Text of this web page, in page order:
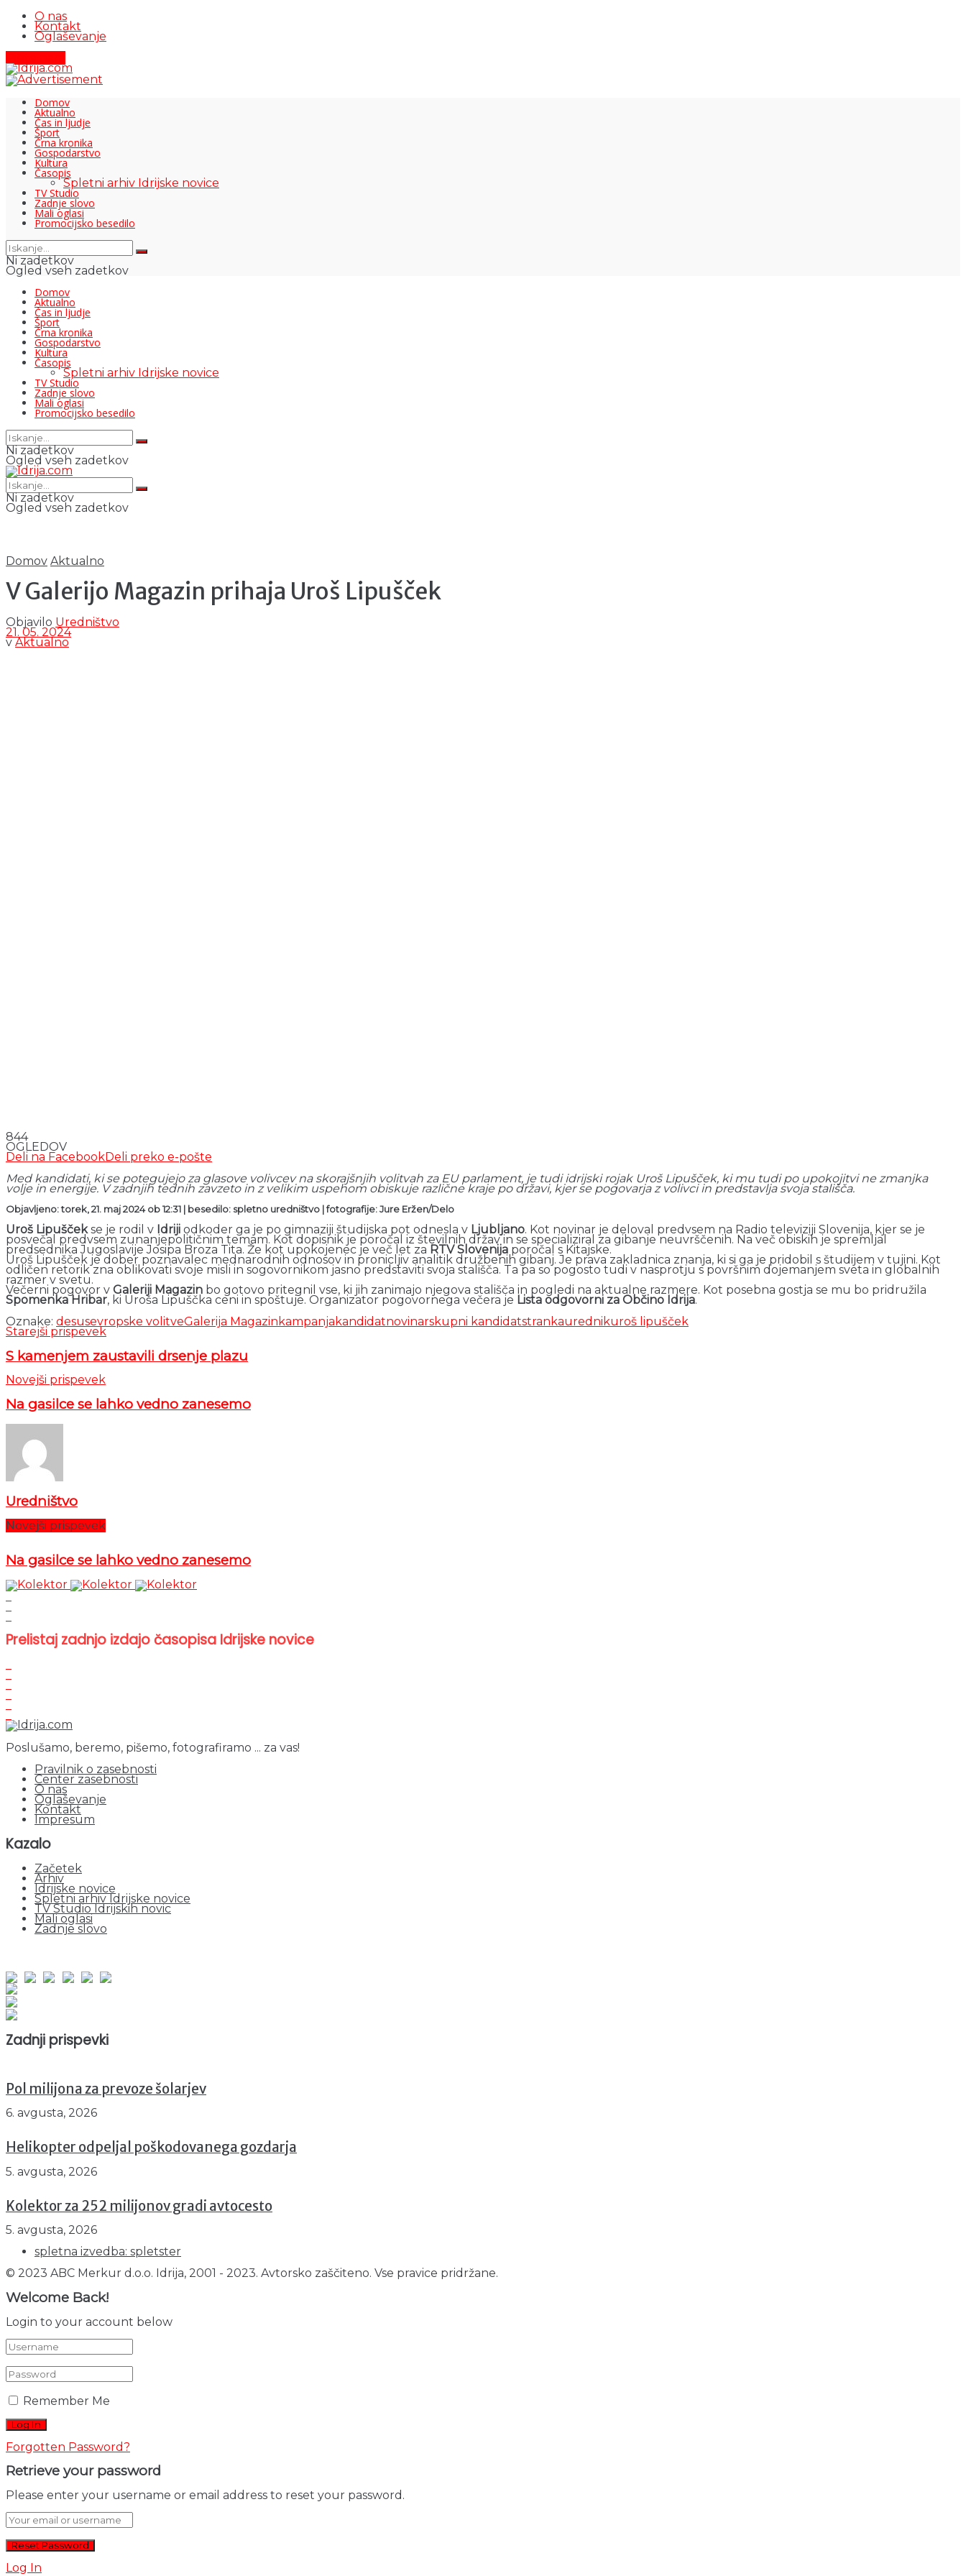
O nas
Kontakt
Oglaševanje
Domov
Aktualno
Čas in ljudje
Šport
Črna kronika
Gospodarstvo
Kultura
Časopis
Spletni arhiv Idrijske novice
TV Studio
Zadnje slovo
Mali oglasi
Promocijsko besedilo
Ni zadetkov
Ogled vseh zadetkov
Domov
Aktualno
Čas in ljudje
Šport
Črna kronika
Gospodarstvo
Kultura
Časopis
Spletni arhiv Idrijske novice
TV Studio
Zadnje slovo
Mali oglasi
Promocijsko besedilo
Ni zadetkov
Ogled vseh zadetkov
Ni zadetkov
Ogled vseh zadetkov
Domov Aktualno
V Galerijo Magazin prihaja Uroš Lipušček
Objavilo Uredništvo
21. 05. 2024
v Aktualno
844
OGLEDOV
Deli na FacebookDeli preko e-pošte
Med kandidati, ki se potegujejo za glasove volivcev na skorajšnjih volitvah za EU parlament, je tudi idrijski rojak Uroš Lipušček, ki mu tudi po upokojitvi ne zmanjka
volje in energije. V zadnjih tednih zavzeto in z velikim uspehom obiskuje različne kraje po državi, kjer se pogovarja z volivci in predstavlja svoja stališča.
Objavljeno: torek, 21. maj 2024 ob 12:31 | besedilo: spletno uredništvo | fotografije: Jure Eržen/Delo
Uroš Lipuščekse je rodil v Idriji odkoder ga je po gimnaziji študijska pot odnesla v Ljubljano. Kot novinar je deloval predvsem na Radio televiziji Slovenija, kjer se je
posvečal predvsem zunanjepolitičnim temam. Kot dopisnik je poročal iz številnih držav in se specializiral za gibanje neuvrščenih. Na več obiskih je spremljal
predsednika Jugoslavije Josipa Broza Tita. Že kot upokojenec je več let za RTV Slovenija poročal s Kitajske.
Uroš Lipušček je dober poznavalec mednarodnih odnosov in pronicljiv analitik družbenih gibanj. Je prava zakladnica znanja, ki si ga je pridobil s študijem v tujini. Kot
odličen retorik zna oblikovati svoje misli in sogovornikom jasno predstaviti svoja stališča. Ta pa so pogosto tudi v nasprotju s površnim dojemanjem sveta in globalnih
razmer v svetu.
Večerni pogovor v Galeriji Magazin bo gotovo pritegnil vse, ki jih zanimajo njegova stališča in pogledi na aktualne razmere. Kot posebna gostja se mu bo pridružila
Spomenka Hribar, ki Uroša Lipuščka ceni in spoštuje. Organizator pogovornega večera je Lista odgovorni za Občino Idrija.
Oznake: desusevropske volitveGalerija Magazin kampanja kandidatnovinarskupni kandidatstrankaurednikuroš lipušček
Starejši prispevek
S kamenjem zaustavili drsenje plazu
Novejši prispevek
Na gasilce se lahko vedno zanesemo
Uredništvo
Novejši prispevek
Na gasilce se lahko vedno zanesemo
Prelistaj zadnjo izdajo časopisa Idrijske novice
Poslušamo, beremo, pišemo, fotografiramo ... za vas!
Pravilnik o zasebnosti
Center zasebnosti
O nas
Oglaševanje
Kontakt
Impresum
Kazalo
Začetek
Arhiv
Idrijske novice
Spletni arhiv Idrijske novice
TV Studio Idrijskih novic
Mali oglasi
Zadnje slovo
Zadnji prispevki
Pol milijona za prevoze šolarjev
6. avgusta, 2026
Helikopter odpeljal poškodovanega gozdarja
5. avgusta, 2026
Kolektor za 252 milijonov gradi avtocesto
5. avgusta, 2026
spletna izvedba: spletster
© 2023 ABC Merkur d.o.o. Idrija, 2001 - 2023. Avtorsko zaščiteno. Vse pravice pridržane.
Welcome Back!
Login to your account below
Remember Me
Forgotten Password?
Retrieve your password
Please enter your username or email address to reset your password.
Log In